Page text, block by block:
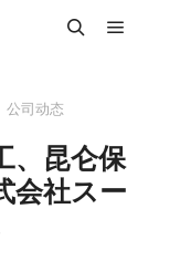
公司动态
、昆仑保
会社スー